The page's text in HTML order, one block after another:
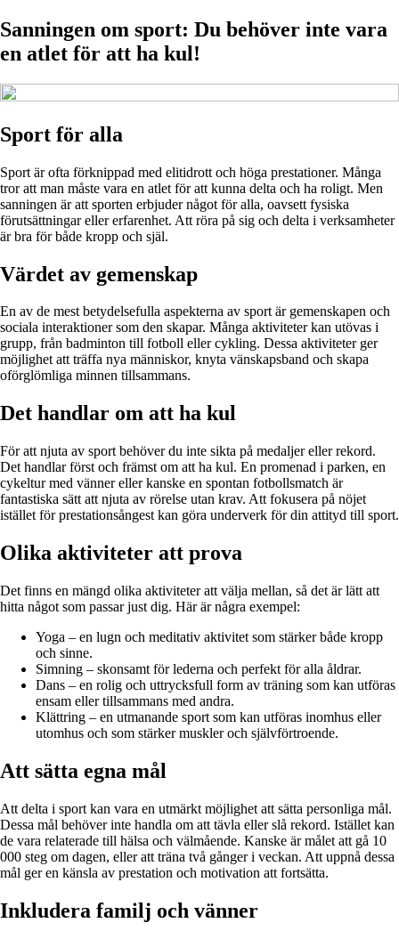
Sanningen om sport: Du behöver inte vara
en atlet för att ha kul!
Sport för alla
Sport är ofta förknippad med elitidrott och höga prestationer. Många
tror att man måste vara en atlet för att kunna delta och ha roligt. Men
sanningen är att sporten erbjuder något för alla, oavsett fysiska
förutsättningar eller erfarenhet. Att röra på sig och delta i verksamheter
är bra för både kropp och själ.
Värdet av gemenskap
En av de mest betydelsefulla aspekterna av sport är gemenskapen och
sociala interaktioner som den skapar. Många aktiviteter kan utövas i
grupp, från badminton till fotboll eller cykling. Dessa aktiviteter ger
möjlighet att träffa nya människor, knyta vänskapsband och skapa
oförglömliga minnen tillsammans.
Det handlar om att ha kul
För att njuta av sport behöver du inte sikta på medaljer eller rekord.
Det handlar först och främst om att ha kul. En promenad i parken, en
cykeltur med vänner eller kanske en spontan fotbollsmatch är
fantastiska sätt att njuta av rörelse utan krav. Att fokusera på nöjet
istället för prestationsångest kan göra underverk för din attityd till sport.
Olika aktiviteter att prova
Det finns en mängd olika aktiviteter att välja mellan, så det är lätt att
hitta något som passar just dig. Här är några exempel:
Yoga – en lugn och meditativ aktivitet som stärker både kropp
och sinne.
Simning – skonsamt för lederna och perfekt för alla åldrar.
Dans – en rolig och uttrycksfull form av träning som kan utföras
ensam eller tillsammans med andra.
Klättring – en utmanande sport som kan utföras inomhus eller
utomhus och som stärker muskler och självförtroende.
Att sätta egna mål
Att delta i sport kan vara en utmärkt möjlighet att sätta personliga mål.
Dessa mål behöver inte handla om att tävla eller slå rekord. Istället kan
de vara relaterade till hälsa och välmående. Kanske är målet att gå 10
000 steg om dagen, eller att träna två gånger i veckan. Att uppnå dessa
mål ger en känsla av prestation och motivation att fortsätta.
Inkludera familj och vänner